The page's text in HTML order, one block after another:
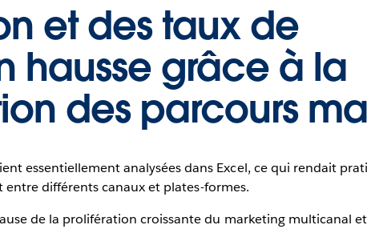
et des taux de
hausse grâce à la
des parcours
essentiellement analysées dans Excel, ce qui rendait
différents canaux et plates-formes.
de la prolifération croissante du marketing multicanal